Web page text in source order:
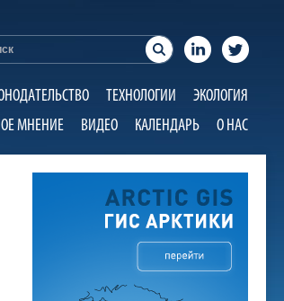
ТЕХНОЛОГИИ
ЭКОЛОГИЯ
МНЕНИЕ ВИДЕО КАЛЕНДАРЬ О НАС